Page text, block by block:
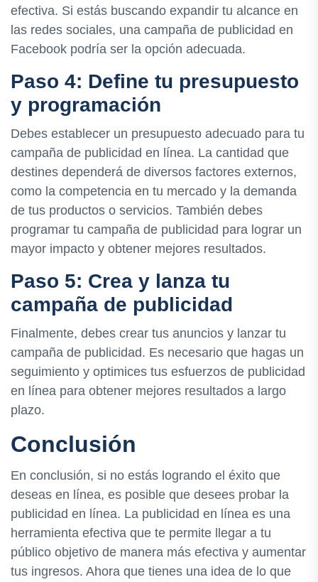
efectiva. Si estás buscando expandir tu alcance en
las redes sociales, una campaña de publicidad en
Facebook podría ser la opción adecuada.
Paso 4: Define tu presupuesto
y programación
Debes establecer un presupuesto adecuado para tu
campaña de publicidad en línea. La cantidad que
destines dependerá de diversos factores externos,
como la competencia en tu mercado y la demanda
de tus productos o servicios. También debes
programar tu campaña de publicidad para lograr un
mayor impacto y obtener mejores resultados.
Paso 5: Crea y lanza tu
campaña de publicidad
Finalmente, debes crear tus anuncios y lanzar tu
campaña de publicidad. Es necesario que hagas un
seguimiento y optimices tus esfuerzos de publicidad
en línea para obtener mejores resultados a largo
plazo.
Conclusión
En conclusión, si no estás logrando el éxito que
deseas en línea, es posible que desees probar la
publicidad en línea. La publicidad en línea es una
herramienta efectiva que te permite llegar a tu
público objetivo de manera más efectiva y aumentar
tus ingresos. Ahora que tienes una idea de lo que